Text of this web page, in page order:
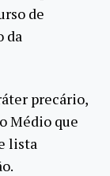
de
da
precário,
Médio que
lista